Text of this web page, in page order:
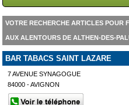
VOTRE RECHERCHE ARTICLES POUR
AUX ALENTOURS DE ALTHEN-DES-
BAR TABACS SAINT LAZARE
7 AVENUE SYNAGOGUE
84000 - AVIGNON